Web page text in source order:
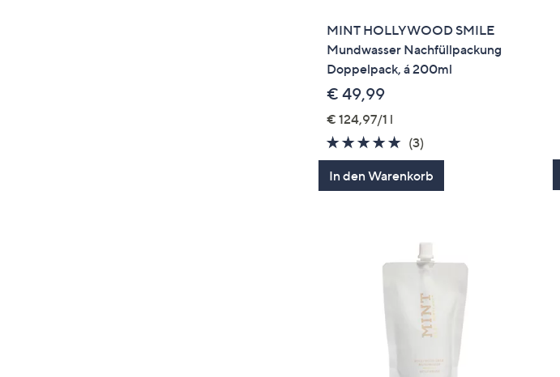
MINT HOLLYWOOD SMILE
Mundwasser Nachfüllpackung
Doppelpack, á 200ml
€ 49,99
€ 124,97/1 l
5.0
von
5
(3)3
Bewertungen
In den Warenkorb